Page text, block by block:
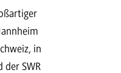
in
der SWR